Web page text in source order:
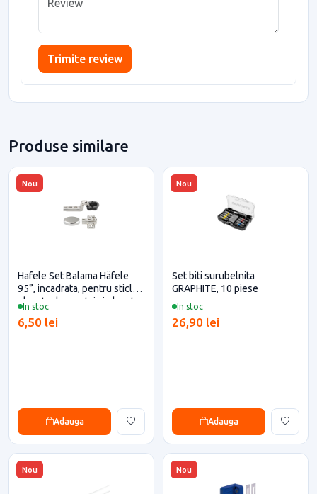
Trimite review
Produse similare
Nou
In stoc
Hafele Set Balama Häfele
95°, incadrata, pentru sticla,
placuta de montaj si placuta
6,50 lei
Adauga
Nou
In stoc
Set biti surubelnita
GRAPHITE, 10 piese
26,90 lei
Adauga
Nou Nou